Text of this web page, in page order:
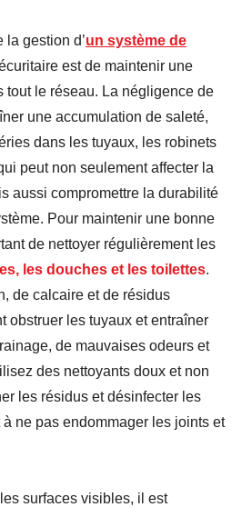
la gestion d’un système de
est de maintenir une
tout le réseau. La négligence de
une accumulation de saleté,
dans les tuyaux, les robinets
peut non seulement affecter la
aussi compromettre la durabilité
Pour maintenir une bonne
de nettoyer régulièrement les
les douches et les toilettes.
de calcaire et de résidus
obstruer les tuyaux et entraîner
de mauvaises odeurs et
des nettoyants doux et non
les résidus et désinfecter les
ne pas endommager les joints et
surfaces visibles, il est